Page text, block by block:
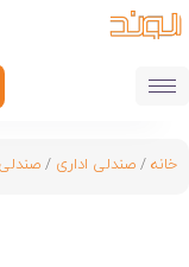
خانه / صندلی اداری /